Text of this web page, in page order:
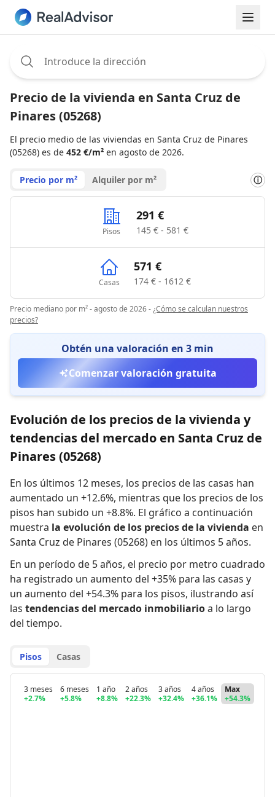
Precio de la vivienda en Santa Cruz de
Pinares (05268)
El precio medio de las viviendas en Santa Cruz de Pinares
(05268) es de 452 €/m² en agosto de 2026.
Precio por m² Alquiler por m² ⓘ
Pisos
291 €
145 € - 581 €
Casas
571 €
174 € - 1612 €
Precio mediano por m² - agosto de 2026-¿Cómo se calculan nuestros
precios?
Obtén una valoración en 3 min
Comenzar valoración gratuita
Evolución de los precios de la vivienda y
tendencias del mercado en Santa Cruz de
Pinares (05268)
En los últimos 12 meses, los precios de las casas han
aumentado un +12.6%, mientras que los precios de los
pisos han subido un +8.8%. El gráfico a continuación
muestra la evolución de los precios de la vivienda en
Santa Cruz de Pinares (05268) en los últimos 5 años.
En un período de 5 años, el precio por metro cuadrado
ha registrado un aumento del +35% para las casas y
un aumento del +54.3% para los pisos, ilustrando así
las tendencias del mercado inmobiliarioa lo largo
del tiempo.
Pisos Casas
3 meses
+2.7%
6 meses
+5.8%
1 año
+8.8%
2 años
+22.3%
3 años
+32.4%
4 años
+36.1%
Max
+54.3%